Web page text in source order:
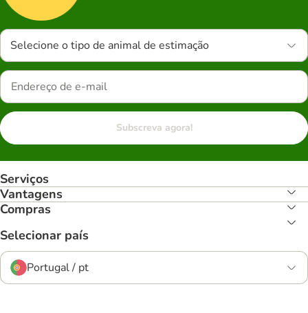
Selecione o tipo de animal de estimação
Subscreva agora!
Serviços
Vantagens
Compras
Selecionar país
Portugal / pt